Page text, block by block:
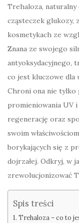
Trehaloza, naturalny
cząsteczek glukozy,
kosmetykach ze
Znana ze swojego
antyoksydacyjnego,
co jest kluczowe dla
Chroni ona nie tylko
promieniowania UV
regenerację oraz
swoim
borykających się z
dojrzałej. Odkryj, w
zrewolucjonizować
Spis treści
Trehaloza – co to